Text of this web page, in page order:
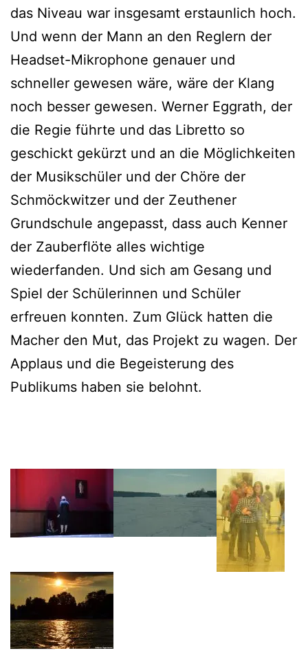
das Niveau war insgesamt erstaunlich hoch.
Und wenn der Mann an den Reglern der
Headset-Mikrophone genauer und
schneller gewesen wäre, wäre der Klang
noch besser gewesen. Werner Eggrath, der
die Regie führte und das Libretto so
geschickt gekürzt und an die Möglichkeiten
der Musikschüler und der Chöre der
Schmöckwitzer und der Zeuthener
Grundschule angepasst, dass auch Kenner
der Zauberflöte alles wichtige
wiederfanden. Und sich am Gesang und
Spiel der Schülerinnen und Schüler
erfreuen konnten. Zum Glück hatten die
Macher den Mut, das Projekt zu wagen. Der
Applaus und die Begeisterung des
Publikums haben sie belohnt.